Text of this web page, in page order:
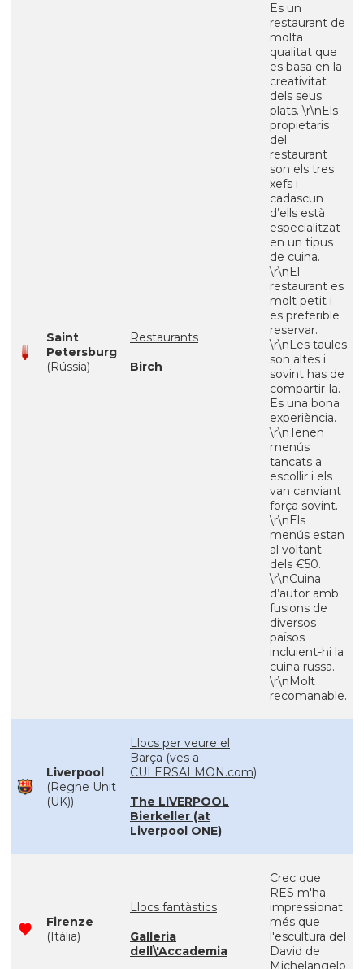
Saint
Petersburg
(Rússia)
Restaurants
Birch
Es un
restaurant de
molta
qualitat que
es basa en la
creativitat
dels seus
plats. \r\nEls
propietaris
del
restaurant
son els tres
xefs i
cadascun
d’ells està
especialitzat
en un tipus
de cuina.
\r\nEl
restaurant es
molt petit i
es preferible
reservar.
\r\nLes taules
son altes i
sovint has de
compartir-la.
Es una bona
experiència.
\r\nTenen
menús
tancats a
escollir i els
van canviant
força sovint.
\r\nEls
menús estan
al voltant
dels €50.
\r\nCuina
d’autor amb
fusions de
diversos
països
incluient-hi la
cuina russa.
\r\nMolt
recomanable.
Liverpool
(Regne Unit
(UK))
Llocs per veure el
Barça (ves a
CULERSALMON.com)
The LIVERPOOL
Bierkeller (at
Liverpool ONE)
Firenze
(Itàlia)
Llocs fantàstics
Galleria
dell\'Accademia
Crec que
RES m'ha
impressionat
més que
l'escultura del
David de
Michelangelo